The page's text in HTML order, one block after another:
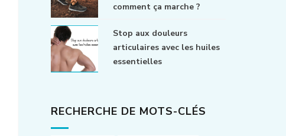
comment ça marche ?
Stop aux douleurs
articulaires avec les huiles
essentielles
RECHERCHE DE MOTS-CLÉS